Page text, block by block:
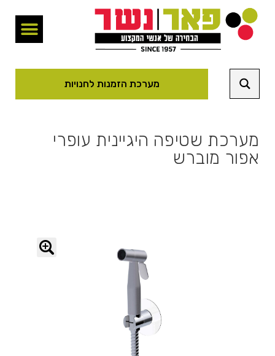
מערכת הזמנות לחנויות
מערכת שטיפה היגיינית עופרי
אפור מוברש